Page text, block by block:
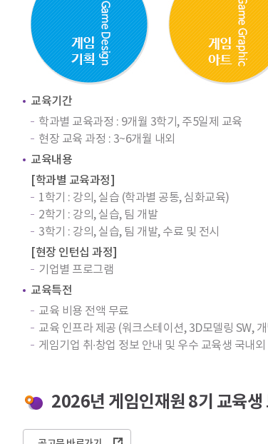
교육기간
학과별 교육과정 : 9개월 3학기, 주5일제 교육
현장 교육 과정 : 3~6개월 내외
교육내용
[학과별 교육과정]
1학기 : 강의, 실습 (학과별 공통, 심화교육)
2학기 : 강의, 실습, 팀 개발
3학기 : 강의, 실습, 팀 개발, 수료 및 전시
[현장 인턴십 과정]
기업별 프로그램
교육특전
교육 비용 전액 무료
교육 인프라 제공 (워크스테이션, 3D모델링 SW,
게임기업 취∙창업 정보 안내 및 우수 교육생 국내
2026년 게임인재원 8기 교육생